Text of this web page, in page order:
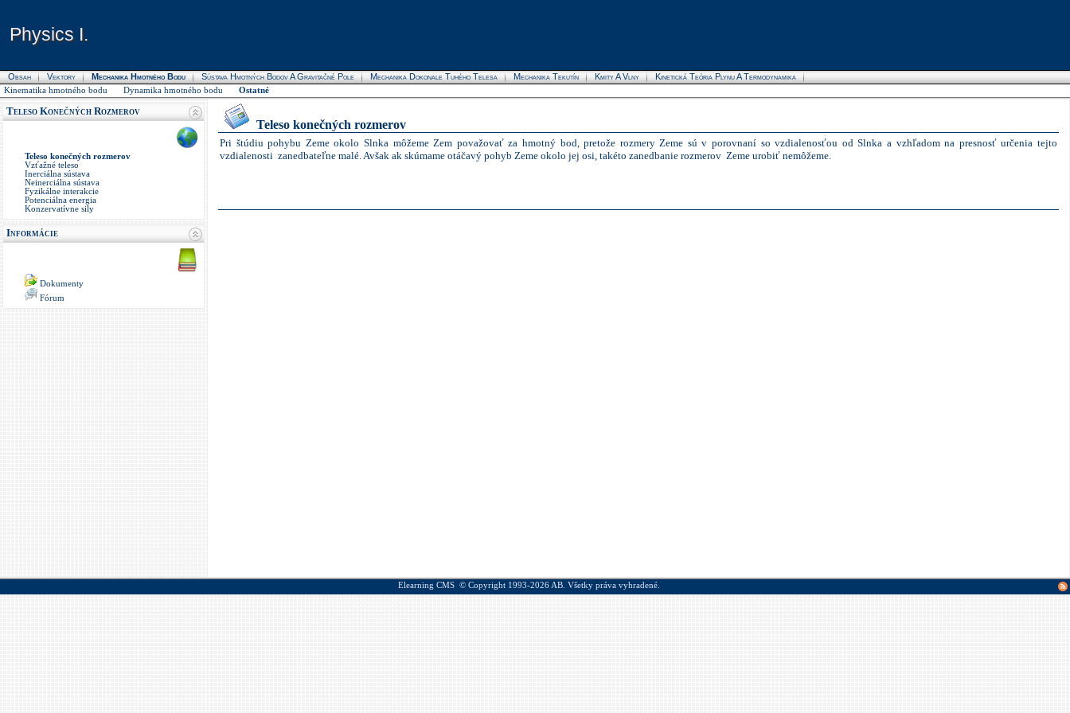
Physics I.
Physics I.
Obsah Vektory Mechanika Hmotného Bodu Sústava Hmotných Bodov A Gravitačné Pole Mechanika Dokonale Tuhého Telesa Mechanika Tekutín Kmity A Vlny Kinetická Teória Plynu A Termodynamika
Kinematika hmotného bodu Dynamika hmotného bodu Ostatné
Teleso Konečných Rozmerov
Teleso konečných rozmerov
Vzťažné teleso
Inerciálna sústava
Neinerciálna sústava
Fyzikálne interakcie
Potenciálna energia
Konzervatívne sily
Informácie
Dokumenty
Fórum
Teleso konečných rozmerov
Pri štúdiu pohybu Zeme okolo Slnka môžeme Zem považovať za hmotný bod, pretože rozmery Zeme sú v porovnaní so vzdialenosťou od Slnka a vzhľadom na presnosť určenia tejto
vzdialenosti zanedbateľne malé. Avšak ak skúmame otáčavý pohyb Zeme okolo jej osi, takéto zanedbanie rozmerov Zeme urobiť nemôžeme.
Elearning CMS © Copyright 1993-2026 AB. Všetky práva vyhradené.